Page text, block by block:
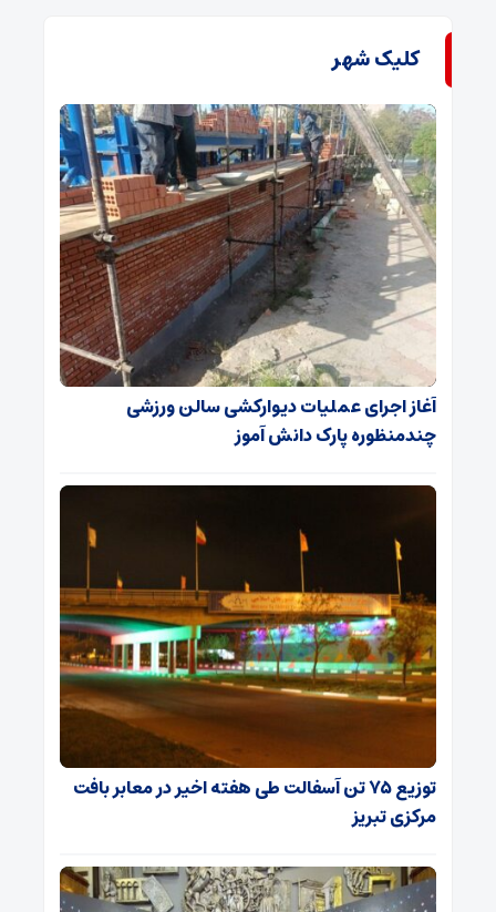
کلیک شهر
آغاز اجرای عملیات دیوارکشی سالن ورزشی
چندمنظوره پارک دانش آموز
توزیع ۷۵ تن آسفالت طی هفته اخیر در معابر بافت
مرکزی تبریز